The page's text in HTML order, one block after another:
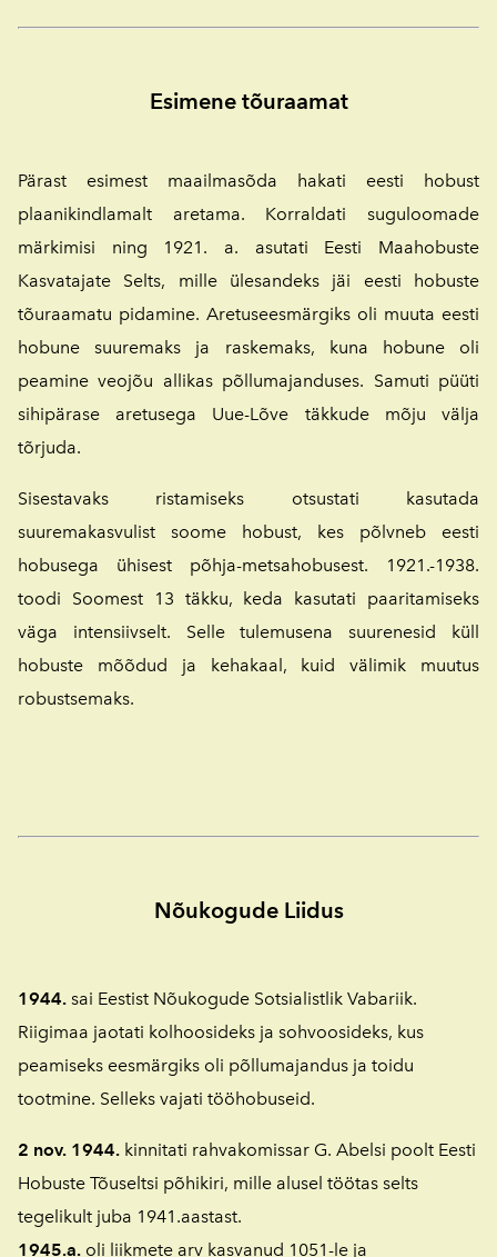
Esimene tõuraamat
Pärast esimest maailmasõda hakati eesti hobust
plaanikindlamalt aretama. Korraldati suguloomade
märkimisi ning 1921. a. asutati Eesti Maahobuste
Kasvatajate Selts, mille ülesandeks jäi eesti hobuste
tõuraamatu pidamine. Aretuseesmärgiks oli muuta eesti
hobune suuremaks ja raskemaks, kuna hobune oli
peamine veojõu allikas põllumajanduses. Samuti püüti
sihipärase aretusega Uue-Lõve täkkude mõju välja
tõrjuda.
Sisestavaks ristamiseks otsustati kasutada
suuremakasvulist soome hobust, kes põlvneb eesti
hobusega ühisest põhja-metsahobusest. 1921.-1938.
toodi Soomest 13 täkku, keda kasutati paaritamiseks
väga intensiivselt. Selle tulemusena suurenesid küll
hobuste mõõdud ja kehakaal, kuid välimik muutus
robustsemaks.
Nõukogude Liidus
1944. sai Eestist Nõukogude Sotsialistlik Vabariik.
Riigimaa jaotati kolhoosideks ja sohvoosideks, kus
peamiseks eesmärgiks oli põllumajandus ja toidu
tootmine. Selleks vajati tööhobuseid.
2 nov. 1944. kinnitati rahvakomissar G. Abelsi poolt Eesti
Hobuste Tõuseltsi põhikiri, mille alusel töötas selts
tegelikult juba 1941.aastast.
1945.a. oli liikmete arv kasvanud 1051-le ja